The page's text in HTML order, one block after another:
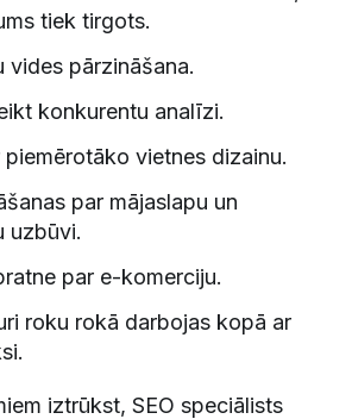
tiek tirgots.
vides pārzināšana.
konkurentu analīzi.
piemērotāko vietnes dizainu.
par mājaslapu un
uzbūvi.
par e-komerciju.
roku rokā darbojas kopā ar
iztrūkst, SEO speciālists